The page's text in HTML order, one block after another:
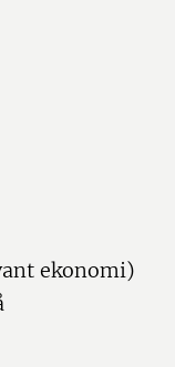
ekonomi)